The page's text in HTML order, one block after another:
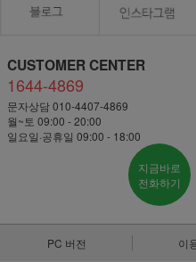
CUSTOMER CENTER
1644-4869
문자상담 010-4407-4869
월~토 09:00 - 20:00
일요일·공휴일 09:00 - 18:00
지금바로
전화하기
PC 버전 이